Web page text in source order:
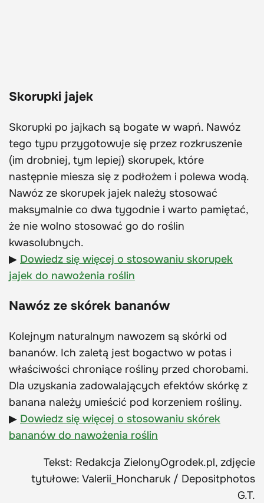
Skorupki jajek
Skorupki po jajkach są bogate w wapń. Nawóz
tego typu przygotowuje się przez rozkruszenie
(im drobniej, tym lepiej) skorupek, które
następnie miesza się z podłożem i polewa wodą.
Nawóz ze skorupek jajek należy stosować
maksymalnie co dwa tygodnie i warto pamiętać,
że nie wolno stosować go do roślin
kwasolubnych.
▶ Dowiedz się więcej o stosowaniu skorupek
jajek do nawożenia roślin
Nawóz ze skórek bananów
Kolejnym naturalnym nawozem są skórki od
bananów. Ich zaletą jest bogactwo w potas i
właściwości chroniące rośliny przed chorobami.
Dla uzyskania zadowalających efektów skórkę z
banana należy umieścić pod korzeniem rośliny.
▶ Dowiedz się więcej o stosowaniu skórek
bananów do nawożenia roślin
Tekst: Redakcja ZielonyOgrodek.pl, zdjęcie
tytułowe: Valerii_Honcharuk / Depositphotos
G.T.